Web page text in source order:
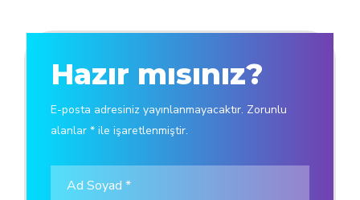
Hazır mısınız?
E-posta adresiniz yayınlanmayacaktır. Zorunlu
alanlar * ile işaretlenmiştir.